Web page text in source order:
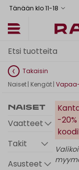
Tänään klo 11-18
Takaisin
Naiset| Kengät|
Naiset
Vaatteet
Takit
Asusteet
-